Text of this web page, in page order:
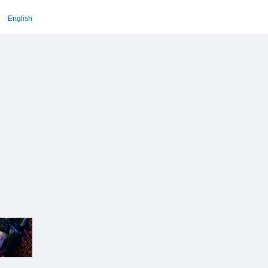
English